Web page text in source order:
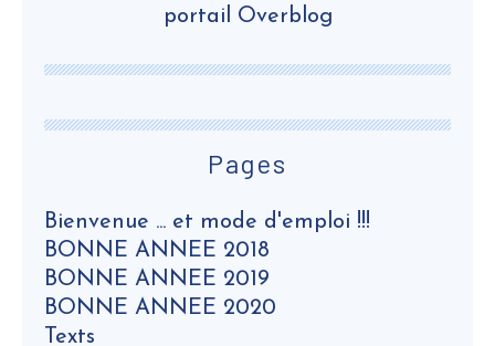
Pages
Bienvenue ... et mode d'emploi !!!
BONNE ANNEE 2018
BONNE ANNEE 2019
BONNE ANNEE 2020
Texts
portail Overblog